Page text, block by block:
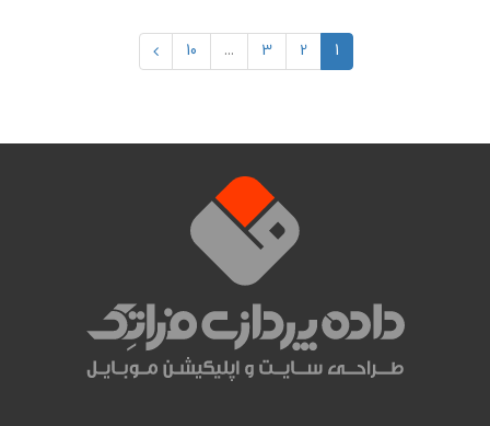
1
2
3
...
10